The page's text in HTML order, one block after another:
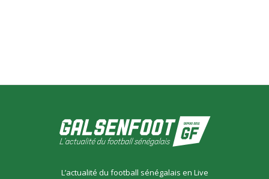
L’actualité du football sénégalais en Live